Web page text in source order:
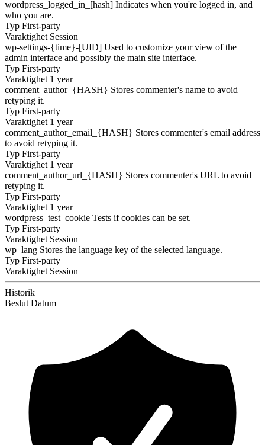
wordpress_logged_in_[hash] Indicates when you're logged in, and
who you are.
Typ First-party
Varaktighet Session
wp-settings-{time}-[UID] Used to customize your view of the
admin interface and possibly the main site interface.
Typ First-party
Varaktighet 1 year
comment_author_{HASH} Stores commenter's name to avoid
retyping it.
Typ First-party
Varaktighet 1 year
comment_author_email_{HASH} Stores commenter's email address
to avoid retyping it.
Typ First-party
Varaktighet 1 year
comment_author_url_{HASH} Stores commenter's URL to avoid
retyping it.
Typ First-party
Varaktighet 1 year
wordpress_test_cookie Tests if cookies can be set.
Typ First-party
Varaktighet Session
wp_lang Stores the language key of the selected language.
Typ First-party
Varaktighet Session
Historik
Beslut Datum